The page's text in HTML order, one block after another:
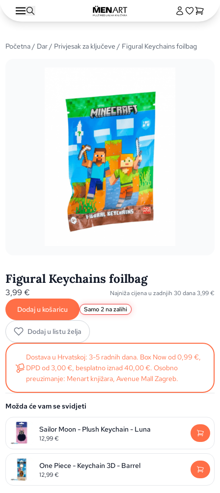
Početna/ Dar/ Privjesak za ključeve / Figural Keychains foilbag
Figural Keychains foilbag
3,99€ Najniža cijena u zadnjih 30 dana3,99€
Dodaj u košaricu Samo 2 na zalihi
Dodaj u listu želja
Dostava u Hrvatskoj: 3-5 radnih dana. Box Now od 0,99 €,
DPD od 3,00 €, besplatno iznad 40,00 €. Osobno
preuzimanje: Menart knjižara, Avenue Mall Zagreb.
Možda će vam se svidjeti
Sailor Moon - Plush Keychain - Luna
12,99€
One Piece - Keychain 3D - Barrel
12,99€